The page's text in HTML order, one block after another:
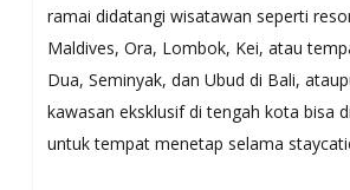
ramai didatangi wisatawan seperti
Maldives, Ora, Lombok, Kei, atau
Dua, Seminyak, dan Ubud di Bali,
kawasan eksklusif di tengah kota bisa
untuk tempat menetap selama